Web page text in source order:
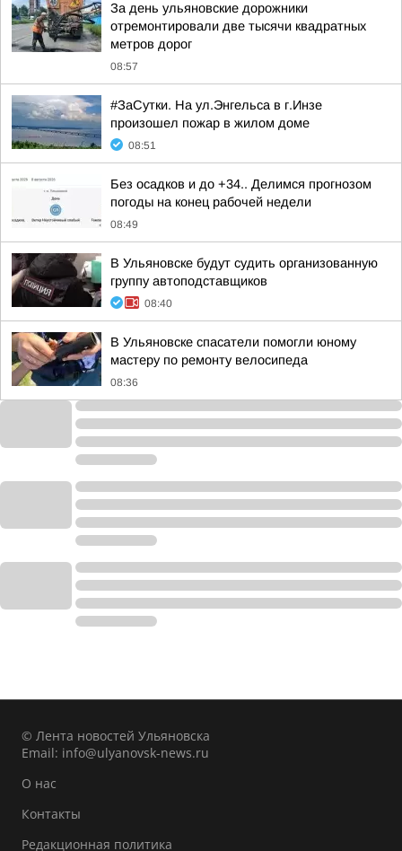
За день ульяновские дорожники
отремонтировали две тысячи квадратных
метров дорог
08:57
#ЗаСутки. На ул.Энгельса в г.Инзе
произошел пожар в жилом доме
08:51
Без осадков и до +34.. Делимся прогнозом
погоды на конец рабочей недели
08:49
В Ульяновске будут судить организованную
группу автоподставщиков
08:40
В Ульяновске спасатели помогли юному
мастеру по ремонту велосипеда
08:36
© Лента новостей Ульяновска
Email: info@ulyanovsk-news.ru
О нас
Контакты
Редакционная политика